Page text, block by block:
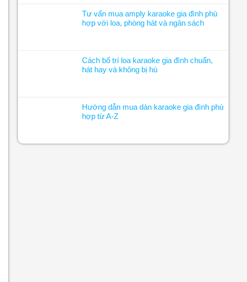
Tư vấn mua amply karaoke gia đình phù
hợp với loa, phòng hát và ngân sách
Cách bố trí loa karaoke gia đình chuẩn,
hát hay và không bị hú
Hướng dẫn mua dàn karaoke gia đình phù
hợp từ A-Z